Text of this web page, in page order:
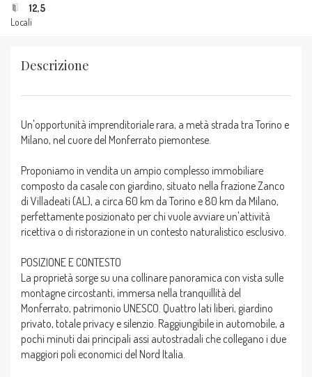
12,5
Locali
Descrizione
Un'opportunità imprenditoriale rara, a metà strada tra Torino e
Milano, nel cuore del Monferrato piemontese.
Proponiamo in vendita un ampio complesso immobiliare
composto da casale con giardino, situato nella frazione Zanco
di Villadeati (AL), a circa 60 km da Torino e 80 km da Milano,
perfettamente posizionato per chi vuole avviare un'attività
ricettiva o di ristorazione in un contesto naturalistico esclusivo.
POSIZIONE E CONTESTO
La proprietà sorge su una collinare panoramica con vista sulle
montagne circostanti, immersa nella tranquillità del
Monferrato, patrimonio UNESCO. Quattro lati liberi, giardino
privato, totale privacy e silenzio. Raggiungibile in automobile, a
pochi minuti dai principali assi autostradali che collegano i due
maggiori poli economici del Nord Italia.